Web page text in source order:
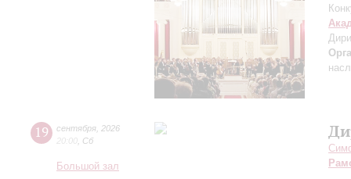
19 сентября 2026
20:00 Сб
Большой зал